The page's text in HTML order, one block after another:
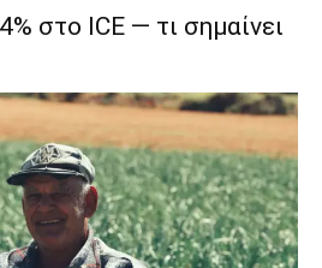
στο ICE — τι σημαίνει